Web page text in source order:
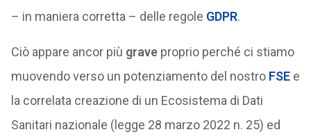
– in maniera corretta – delle regole GDPR.
Ciò appare ancor più graveproprio perché ci stiamo
muovendo verso un potenziamento del nostro FSEe
la correlata creazione di un Ecosistema di Dati
Sanitari nazionale (legge 28 marzo 2022 n. 25) ed